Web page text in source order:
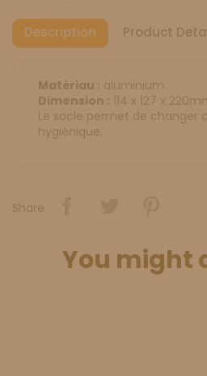
Description Product
Matériau : aluminium
Dimension : 114 x 127 x
Le socle permet de changer
hygiénique.
Share
You might